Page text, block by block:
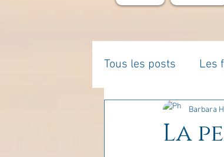
Tous les posts Les
La parentalité
La
Barbara